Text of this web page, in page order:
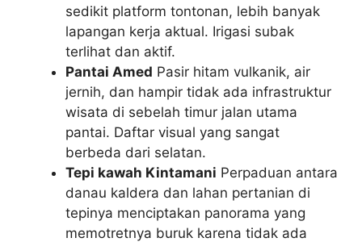
sedikit platform tontonan, lebih banyak
lapangan kerja aktual. Irigasi subak
terlihat dan aktif.
Pantai Amed Pasir hitam vulkanik, air
jernih, dan hampir tidak ada infrastruktur
wisata di sebelah timur jalan utama
pantai. Daftar visual yang sangat
berbeda dari selatan.
Tepi kawah Kintamani Perpaduan antara
danau kaldera dan lahan pertanian di
tepinya menciptakan panorama yang
memotretnya buruk karena tidak ada